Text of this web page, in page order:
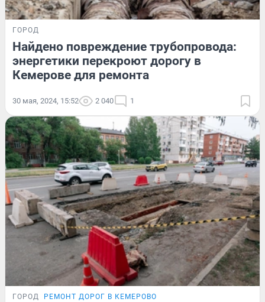
ГОРОД
Найдено повреждение трубопровода:
энергетики перекроют дорогу в
Кемерове для ремонта
30 мая, 2024, 15:52 2 040 1
ГОРОД РЕМОНТ ДОРОГ В КЕМЕРОВО